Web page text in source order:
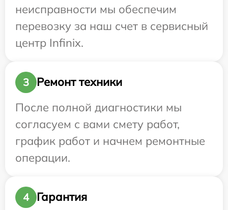
неисправности мы обеспечим
перевозку за наш счет в сервисный
центр Infinix.
3
Ремонт техники
После полной диагностики мы
согласуем с вами смету работ,
график работ и начнем ремонтные
операции.
4 Гарантия